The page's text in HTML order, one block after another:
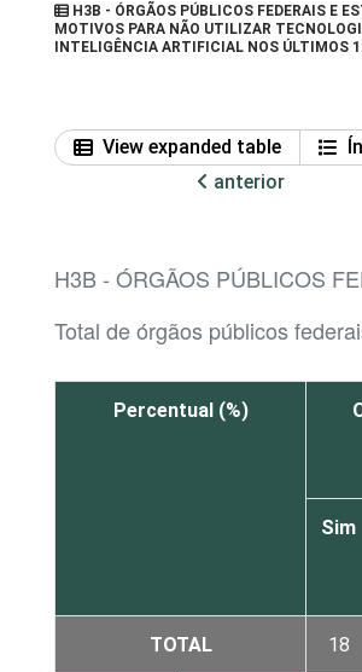
H3B - ÓRGÃOS PÚBLICOS FEDERAIS E
MOTIVOS PARA NÃO UTILIZAR
INTELIGÊNCIA ARTIFICIAL NOS ÚLTIMOS
View expanded table
anterior
H3B - ÓRGÃOS PÚBLICOS
Total de órgãos públicos
Percentual (%)
Sim
TOTAL 18